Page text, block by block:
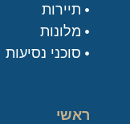
תיירות
מלונות
סוכני נסיעות
ראשי